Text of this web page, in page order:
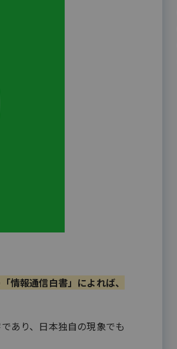
情報通信白書」によれば、
あり、日本独自の現象でも